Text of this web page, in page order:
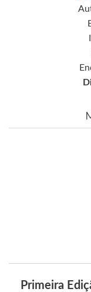
Primeira